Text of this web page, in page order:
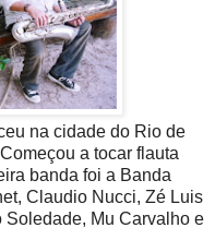
na cidade do Rio de
a tocar flauta
banda foi a Banda
Claudio Nucci, Zé Luis
Mu Carvalho e